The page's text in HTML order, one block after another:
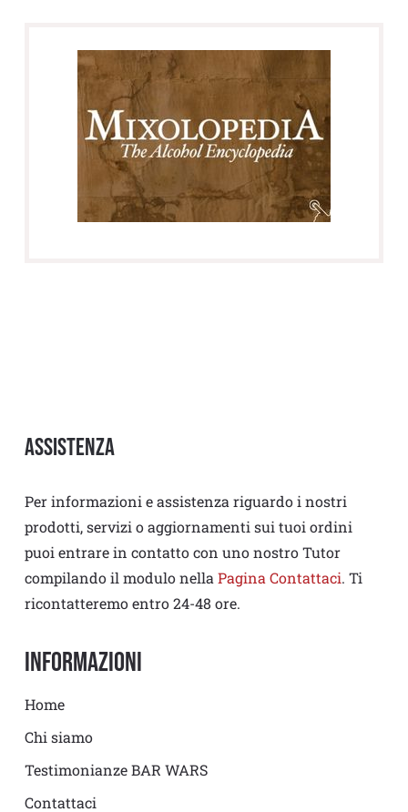
Assistenza
Per informazioni e assistenza riguardo i nostri
prodotti, servizi o aggiornamenti sui tuoi ordini
puoi entrare in contatto con uno nostro Tutor
compilando il modulo nella Pagina Contattaci. Ti
ricontatteremo entro 24-48 ore.
Informazioni
Home
Chi siamo
Testimonianze BAR WARS
Contattaci